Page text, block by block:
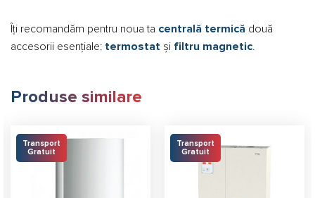
Îți recomandăm pentru noua ta centrală termică două
accesorii esențiale: termostat și filtru magnetic
Produse similare
Transport
Gratuit
Transport
Gratuit